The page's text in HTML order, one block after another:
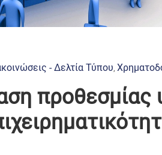
- Δελτία Τύπου‚